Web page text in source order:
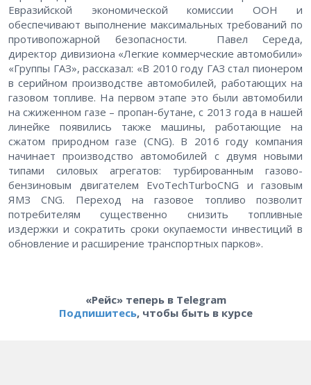
Евразийской экономической комиссии ООН и
обеспечивают выполнение максимальных требований по
противопожарной безопасности. Павел Середа,
директор дивизиона «Легкие коммерческие автомобили»
«Группы ГАЗ», рассказал: «В 2010 году ГАЗ стал пионером
в серийном производстве автомобилей, работающих на
газовом топливе. На первом этапе это были автомобили
на сжиженном газе – пропан-бутане, с 2013 года в нашей
линейке появились также машины, работающие на
сжатом природном газе (CNG). В 2016 году компания
начинает производство автомобилей с двумя новыми
типами силовых агрегатов: турбированным газово-
бензиновым двигателем EvoTechTurboCNG и газовым
ЯМЗ CNG. Переход на газовое топливо позволит
потребителям существенно снизить топливные
издержки и сократить сроки окупаемости инвестиций в
обновление и расширение транспортных парков».
«Рейс» теперь в Telegram
Подпишитесь, чтобы быть в курсе